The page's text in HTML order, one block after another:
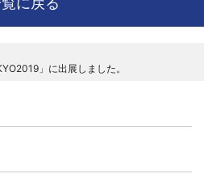
」に出展しました。